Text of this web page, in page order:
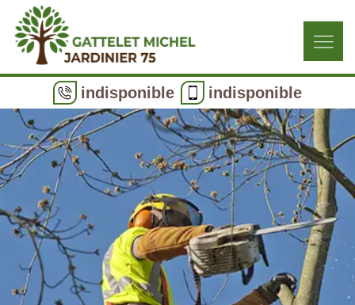
indisponible indisponible